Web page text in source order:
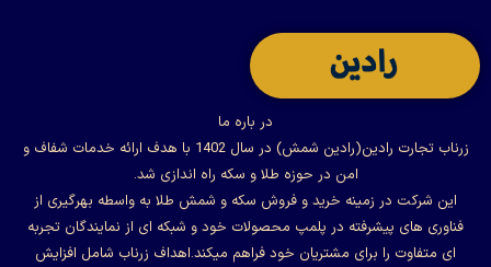
در باره ما
زرناب تجارت رادین(رادین شمش) در سال 1402 با هدف ارائه خدمات شفاف و
امن در حوزه طلا و سکه راه اندازی شد.
این شرکت در زمینه خرید و فروش سکه و شمش طلا به واسطه بهرگیری از
فناوری های پیشرفته در پلمپ محصولات خود و شبکه ای از نمایندگان تجربه
ای متفاوت را برای مشتریان خود فراهم میکند.اهداف زرناب شامل افزایش